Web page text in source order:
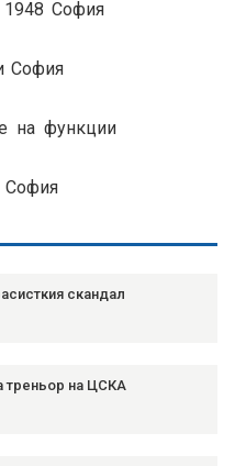
1948 София
София
на функции
ЦСКА София
скандал
треньор на ЦСКА